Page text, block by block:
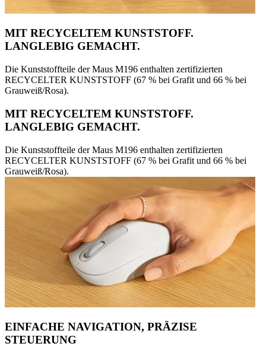
MIT RECYCELTEM KUNSTSTOFF.
LANGLEBIG GEMACHT.
Die Kunststoffteile der Maus M196 enthalten zertifizierten
RECYCELTER KUNSTSTOFF (67 % bei Grafit und 66 % bei
Grauweiß/Rosa).
MIT RECYCELTEM KUNSTSTOFF.
LANGLEBIG GEMACHT.
Die Kunststoffteile der Maus M196 enthalten zertifizierten
RECYCELTER KUNSTSTOFF (67 % bei Grafit und 66 % bei
Grauweiß/Rosa).
EINFACHE NAVIGATION, PRÄZISE
STEUERUNG